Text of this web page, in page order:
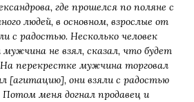
где прошелся по поляне с
людей, в основном, взрослые от
с радостью. Несколько человек
не взял, сказал, что будет
перекрестке мужчина торговал
[агитацию], они взяли с радостью
Потом меня догнал продавец и